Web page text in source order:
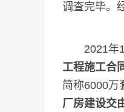
调查完毕。
2021年12
工程施工合
简称6000万
厂房建设交